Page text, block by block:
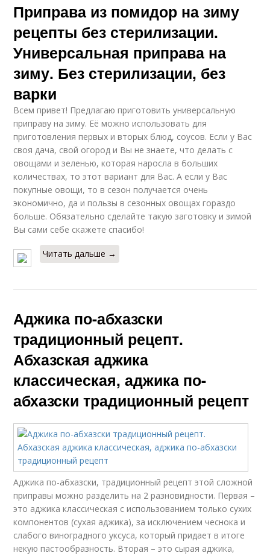
Приправа из помидор на зиму
рецепты без стерилизации.
Универсальная приправа на
зиму. Без стерилизации, без
варки
Всем привет! Предлагаю приготовить универсальную
приправу на зиму. Её можно использовать для
приготовления первых и вторых блюд, соусов. Если у Вас
своя дача, свой огород и Вы не знаете, что делать с
овощами и зеленью, которая наросла в больших
количествах, то этот вариант для Вас. А если у Вас
покупные овощи, то в сезон получается очень
экономично, да и пользы в сезонных овощах гораздо
больше. Обязательно сделайте такую заготовку и зимой
Вы сами себе скажете спасибо!
Читать дальше →
Аджика по-абхазски
традиционный рецепт.
Абхазская аджика
классическая, аджика по-
абхазски традиционный рецепт
Аджика по-абхазски, традиционный рецепт этой сложной
приправы можно разделить на 2 разновидности. Первая –
это аджика классическая с использованием только сухих
компонентов (сухая аджика), за исключением чеснока и
слабого виноградного уксуса, который придает в итоге
некую пастообразность. Вторая – это сырая аджика,